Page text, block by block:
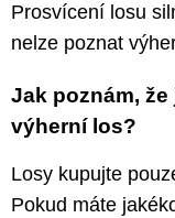
Prosvícení losu
nelze poznat
Jak poznám,
výherní los?
Losy kupujte
Pokud máte